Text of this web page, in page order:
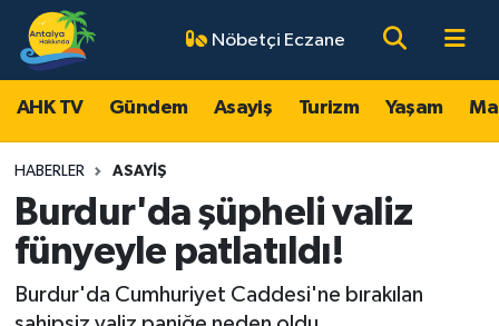
Nöbetçi Eczane
AHK TV Gündem Asayiş Turizm Yaşam
HABERLER ASAYIŞ
Burdur'da şüpheli valiz
fünyeyle patlatıldı!
Burdur'da Cumhuriyet Caddesi'ne bırakılan
AHK TV
Gündem
Asayiş
Turizm
Yaşam
Antalya Nöbetçi Eczaneler
Antalya Hava Durumu
Antalya Namaz Vakitleri
Antalya Trafik Yoğunluk Haritası
Süper Lig Puan Durumu ve Fikstür